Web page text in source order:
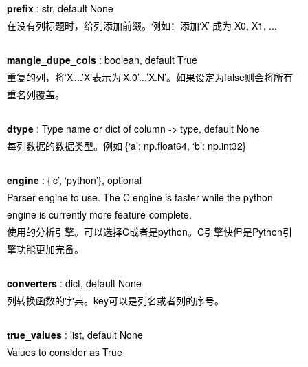
prefix : str, default None
在没有列标题时，给列添加前缀。例如：添加‘X’ 成为 X0, X1, ...
mangle_dupe_cols : boolean, default True
重复的列，将‘X’...’X’表示为‘X.0’...’X.N’。如果设定为false则会将所有
重名列覆盖。
dtype : Type name or dict of column -> type, default None
每列数据的数据类型。例如 {‘a’: np.float64, ‘b’: np.int32}
engine : {‘c’, ‘python’}, optional
Parser engine to use. The C engine is faster while the python
engine is currently more feature-complete.
使用的分析引擎。可以选择C或者是python。C引擎快但是Python引
擎功能更加完备。
converters : dict, default None
列转换函数的字典。key可以是列名或者列的序号。
true_values : list, default None
Values to consider as True